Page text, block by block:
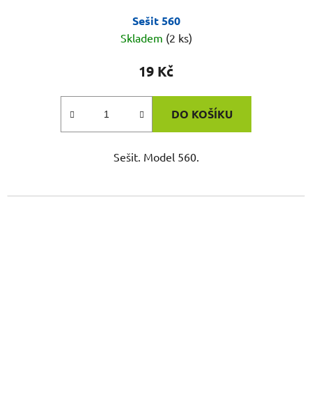
Sešit 560
Skladem (2 ks)
19 Kč
DO KOŠÍKU
Sešit. Model 560.